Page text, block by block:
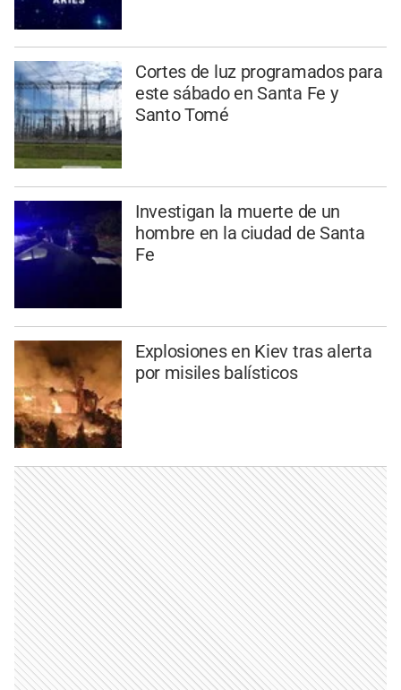
Cortes de luz programados para
este sábado en Santa Fe y
Santo Tomé
Investigan la muerte de un
hombre en la ciudad de Santa
Fe
Explosiones en Kiev tras alerta
por misiles balísticos